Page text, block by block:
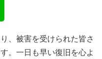
、被害を受けられた皆さ
。一日も早い復旧を心よ